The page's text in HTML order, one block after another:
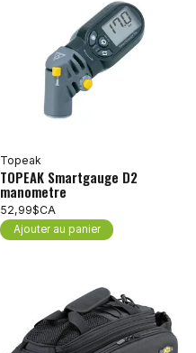
Topeak
TOPEAK Smartgauge D2
manometre
52,99$CA
Ajouter au panier